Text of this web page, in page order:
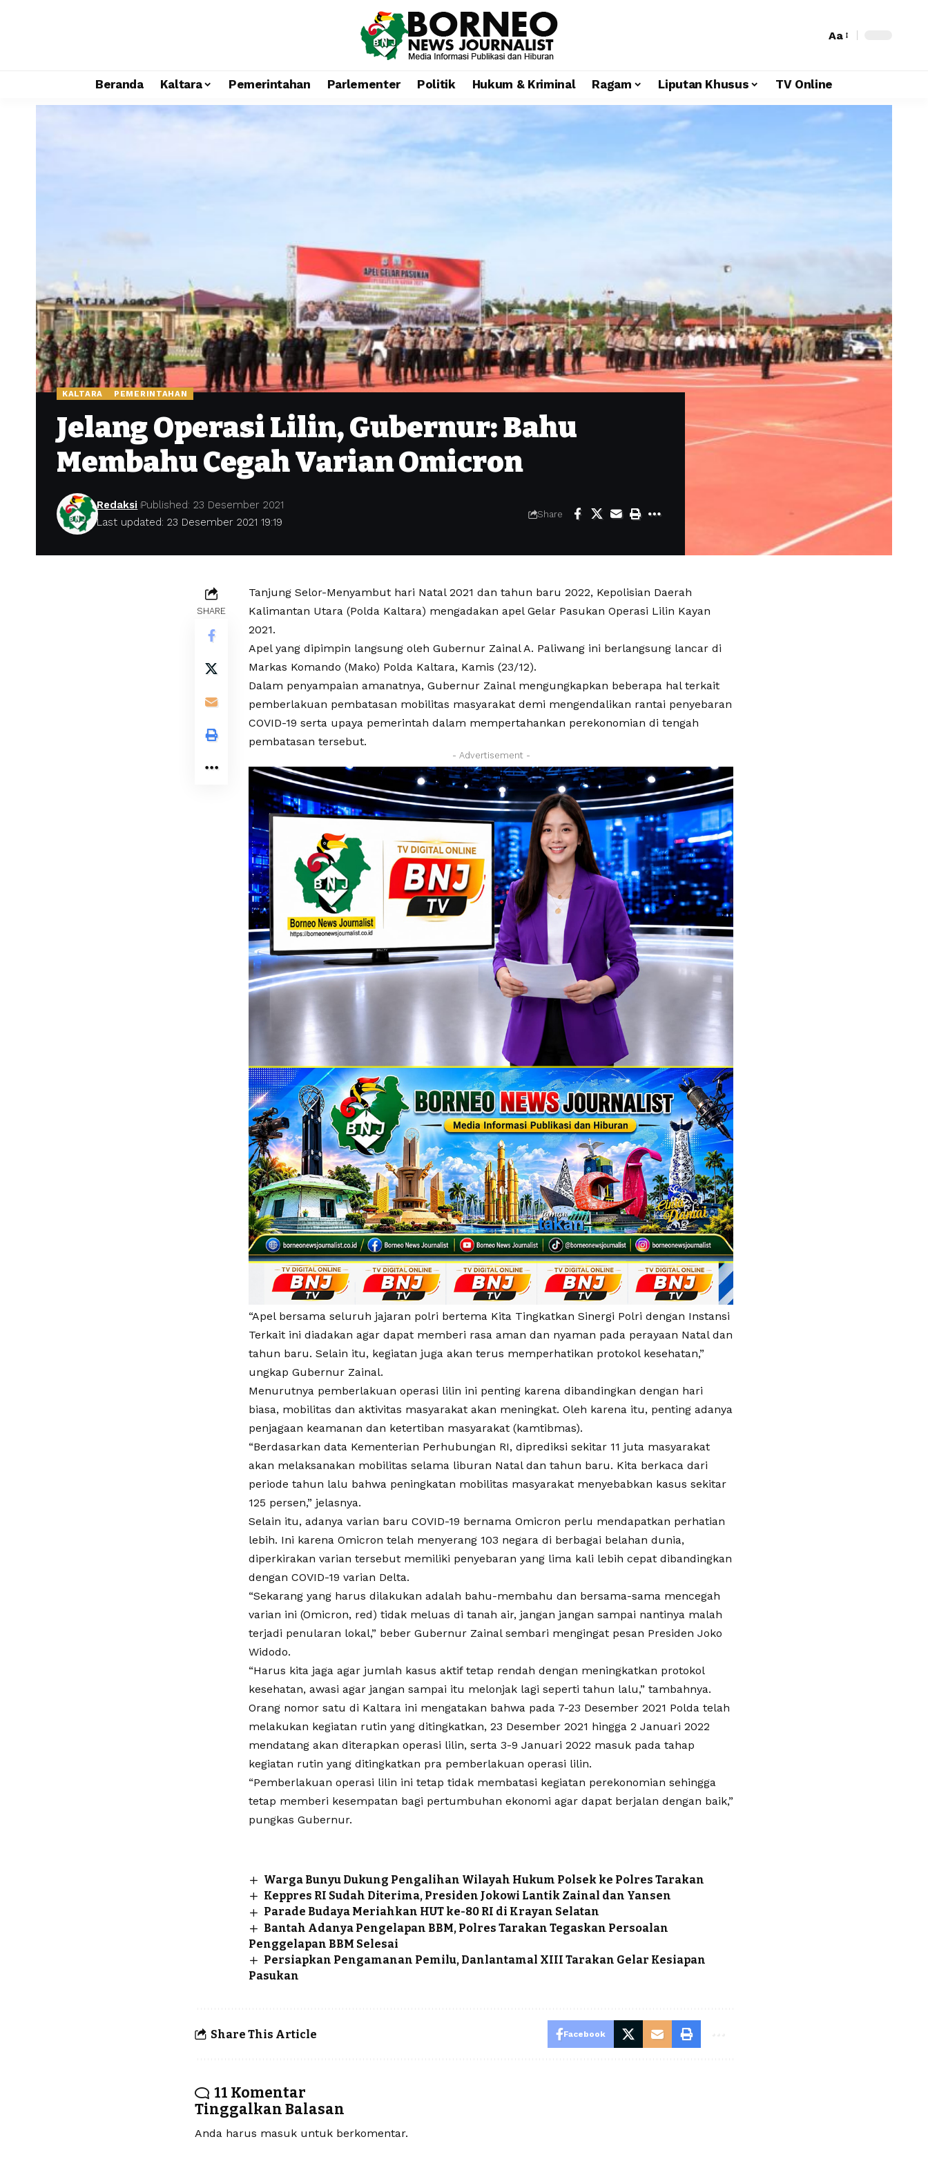
Aa
Beranda Kaltara Pemerintahan Parlementer Politik Hukum & Kriminal Ragam Liputan Khusus TV Online
KALTARA PEMERINTAHAN
Jelang Operasi Lilin, Gubernur: Bahu
Membahu Cegah Varian Omicron
Last updated: 23 Desember 2021 19:19
Redaksi Published: 23 Desember 2021
Share
SHARE
Tanjung Selor-Menyambut hari Natal 2021 dan tahun baru 2022, Kepolisian Daerah
Kalimantan Utara (Polda Kaltara) mengadakan apel Gelar Pasukan Operasi Lilin Kayan
2021.
Apel yang dipimpin langsung oleh Gubernur Zainal A. Paliwang ini berlangsung lancar di
Markas Komando (Mako) Polda Kaltara, Kamis (23/12).
Dalam penyampaian amanatnya, Gubernur Zainal mengungkapkan beberapa hal terkait
pemberlakuan pembatasan mobilitas masyarakat demi mengendalikan rantai penyebaran
COVID-19 serta upaya pemerintah dalam mempertahankan perekonomian di tengah
pembatasan tersebut.
- Advertisement -
“Apel bersama seluruh jajaran polri bertema Kita Tingkatkan Sinergi Polri dengan Instansi
Terkait ini diadakan agar dapat memberi rasa aman dan nyaman pada perayaan Natal dan
tahun baru. Selain itu, kegiatan juga akan terus memperhatikan protokol kesehatan,”
ungkap Gubernur Zainal.
Menurutnya pemberlakuan operasi lilin ini penting karena dibandingkan dengan hari
biasa, mobilitas dan aktivitas masyarakat akan meningkat. Oleh karena itu, penting adanya
penjagaan keamanan dan ketertiban masyarakat (kamtibmas).
“Berdasarkan data Kementerian Perhubungan RI, diprediksi sekitar 11 juta masyarakat
akan melaksanakan mobilitas selama liburan Natal dan tahun baru. Kita berkaca dari
periode tahun lalu bahwa peningkatan mobilitas masyarakat menyebabkan kasus sekitar
125 persen,” jelasnya.
Selain itu, adanya varian baru COVID-19 bernama Omicron perlu mendapatkan perhatian
lebih. Ini karena Omicron telah menyerang 103 negara di berbagai belahan dunia,
diperkirakan varian tersebut memiliki penyebaran yang lima kali lebih cepat dibandingkan
dengan COVID-19 varian Delta.
“Sekarang yang harus dilakukan adalah bahu-membahu dan bersama-sama mencegah
varian ini (Omicron, red) tidak meluas di tanah air, jangan jangan sampai nantinya malah
terjadi penularan lokal,” beber Gubernur Zainal sembari mengingat pesan Presiden Joko
Widodo.
“Harus kita jaga agar jumlah kasus aktif tetap rendah dengan meningkatkan protokol
kesehatan, awasi agar jangan sampai itu melonjak lagi seperti tahun lalu,” tambahnya.
Orang nomor satu di Kaltara ini mengatakan bahwa pada 7-23 Desember 2021 Polda telah
melakukan kegiatan rutin yang ditingkatkan, 23 Desember 2021 hingga 2 Januari 2022
mendatang akan diterapkan operasi lilin, serta 3-9 Januari 2022 masuk pada tahap
kegiatan rutin yang ditingkatkan pra pemberlakuan operasi lilin.
“Pemberlakuan operasi lilin ini tetap tidak membatasi kegiatan perekonomian sehingga
tetap memberi kesempatan bagi pertumbuhan ekonomi agar dapat berjalan dengan baik,”
pungkas Gubernur.
Warga Bunyu Dukung Pengalihan Wilayah Hukum Polsek ke Polres Tarakan
Keppres RI Sudah Diterima, Presiden Jokowi Lantik Zainal dan Yansen
Parade Budaya Meriahkan HUT ke-80 RI di Krayan Selatan
Bantah Adanya Pengelapan BBM, Polres Tarakan Tegaskan Persoalan
Penggelapan BBM Selesai
Persiapkan Pengamanan Pemilu, Danlantamal XIII Tarakan Gelar Kesiapan
Pasukan
Share This Article Facebook
11 Komentar
Tinggalkan Balasan
Anda harus masuk untuk berkomentar.